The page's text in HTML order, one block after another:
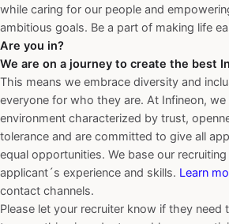
while caring for our people and
ambitious goals. Be a part of making life
Are you in?
We are on a journey to create the best
This means we embrace diversity and
everyone for who they are. At Infineon,
environment characterized by trust,
tolerance and are committed to give all
equal opportunities. We base our
applicant´s experience and skills. Learn
contact channels.
Please let your recruiter know if they need